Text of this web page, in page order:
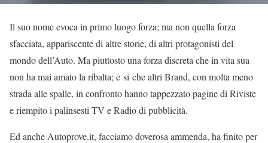
Il suo nome evoca in primo luogo forza; ma non quella forza
sfacciata, appariscente di altre storie, di altri protagonisti del
mondo dell’Auto. Ma piuttosto una forza discreta che in vita sua
non ha mai amato la ribalta; e si che altri Brand, con molta meno
strada alle spalle, in confronto hanno tappezzato pagine di Riviste
e riempito i palinsesti TV e Radio di pubblicità.
Ed anche Autoprove.it, facciamo doverosa ammenda, ha finito per